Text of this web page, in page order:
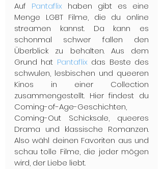
Auf Pantaflix haben gibt es eine
Menge LGBT Filme, die du online
streamen kannst. Da kann es
schonmal schwer fallen den
Überblick zu behalten. Aus dem
Grund hat Pantaflix das Beste des
schwulen, lesbischen und queeren
Kinos in einer Collection
zusammengestellt. Hier findest du
Coming-of-Age-Geschichten,
Coming-Out Schicksale, queeres
Drama und klassische Romanzen.
Also wähl deinen Favoriten aus und
schau tolle Filme, die jeder mögen
wird, der Liebe liebt.